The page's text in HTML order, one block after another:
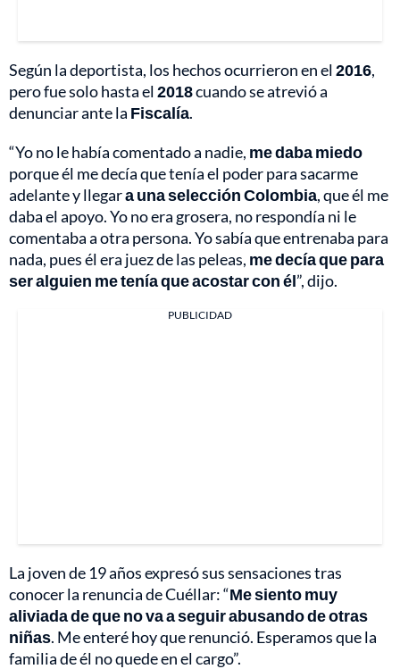
Según la deportista, los hechos ocurrieron en el2016,
pero fue solo hasta el2018cuando se atrevió a
denunciar ante la Fiscalía.
“Yo no le había comentado a nadie, me daba miedo
porque él me decía que tenía el poder para sacarme
adelante y llegara una selección Colombia, que él me
daba el apoyo. Yo no era grosera, no respondía ni le
comentaba a otra persona. Yo sabía que entrenaba para
nada, pues él era juez de las peleas, me decía que para
ser alguien me tenía que acostar con él”, dijo.
PUBLICIDAD
La joven de 19 años expresó sus sensaciones tras
conocer la renuncia de Cuéllar: “Me siento muy
aliviada de que no va a seguir abusando de otras
niñas. Me enteré hoy que renunció. Esperamos que la
familia de él no quede en el cargo”.